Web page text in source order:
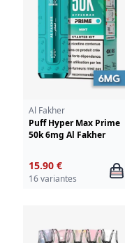
Al Fakher
Puff Hyper Max Prime
50k 6mg Al Fakher
15.90 €
16 variantes